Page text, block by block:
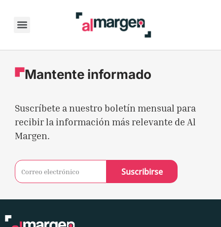
Skip
content
Mantente informado
Suscríbete a nuestro boletín mensual para
recibir la información más relevante de Al
Margen.
Suscribirse